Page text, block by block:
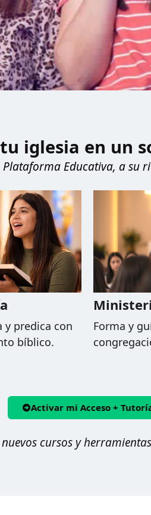
iglesia en un
Educativa, a su
y predica con
bíblico.
Forma y
Activar mi Acceso +
cursos y